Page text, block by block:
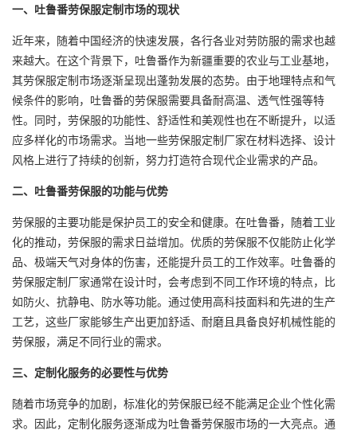
一、吐鲁番劳保服定制市场的现状
近年来，随着中国经济的快速发展，各行各业对劳防服的需求也越
来越大。在这个背景下，吐鲁番作为新疆重要的农业与工业基地，
其劳保服定制市场逐渐呈现出蓬勃发展的态势。由于地理特点和气
候条件的影响，吐鲁番的劳保服需要具备耐高温、透气性强等特
性。同时，劳保服的功能性、舒适性和美观性也在不断提升，以适
应多样化的市场需求。当地一些劳保服定制厂家在材料选择、设计
风格上进行了持续的创新，努力打造符合现代企业需求的产品。
二、吐鲁番劳保服的功能与优势
劳保服的主要功能是保护员工的安全和健康。在吐鲁番，随着工业
化的推动，劳保服的需求日益增加。优质的劳保服不仅能防止化学
品、极端天气对身体的伤害，还能提升员工的工作效率。吐鲁番的
劳保服定制厂家通常在设计时，会考虑到不同工作环境的特点，比
如防火、抗静电、防水等功能。通过使用高科技面料和先进的生产
工艺，这些厂家能够生产出更加舒适、耐磨且具备良好机械性能的
劳保服，满足不同行业的需求。
三、定制化服务的必要性与优势
随着市场竞争的加剧，标准化的劳保服已经不能满足企业个性化需
求。因此，定制化服务逐渐成为吐鲁番劳保服市场的一大亮点。通